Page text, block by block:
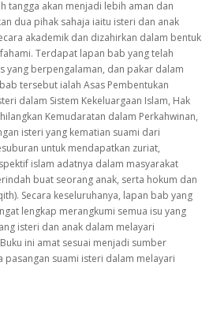
tangga akan menjadi lebih aman dan
dua pihak sahaja iaitu isteri dan anak
akademik dan dizahirkan dalam bentuk
Terdapat lapan bab yang telah
yang berpengalaman, dan pakar dalam
tersebut ialah Asas Pembentukan
dalam Sistem Kekeluargaan Islam, Hak
Kemudaratan dalam Perkahwinan,
isteri yang kematian suami dari
untuk mendapatkan zuriat,
islam adatnya dalam masyarakat
buat seorang anak, serta hokum dan
Secara keseluruhanya, lapan bab yang
lengkap merangkumi semua isu yang
isteri dan anak dalam melayari
ini amat sesuai menjadi sumber
pasangan suami isteri dalam melayari